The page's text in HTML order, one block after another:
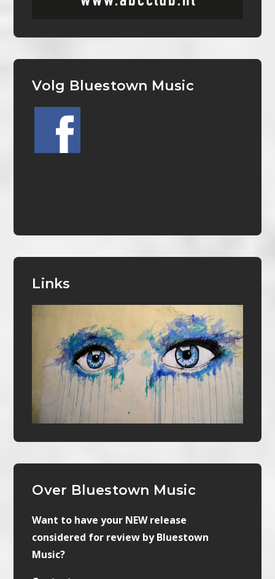
Volg Bluestown Music
Links
Over Bluestown Music
Want to have your NEW release
considered for review by Bluestown
Music?